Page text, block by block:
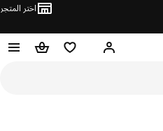
اختر المتجر
مرحباً! تسجيل الدخول
قائمه التسوقحقيبة تسوق